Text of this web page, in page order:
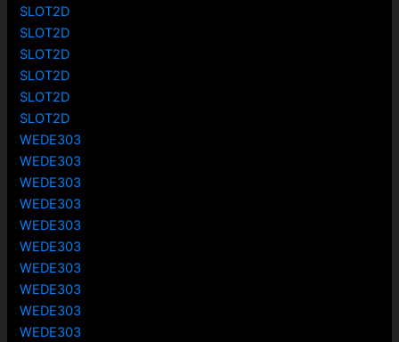
SLOT2D
SLOT2D
SLOT2D
SLOT2D
SLOT2D
SLOT2D
WEDE303
WEDE303
WEDE303
WEDE303
WEDE303
WEDE303
WEDE303
WEDE303
WEDE303
WEDE303